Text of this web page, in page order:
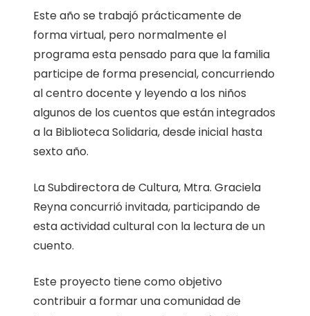
Este año se trabajó prácticamente de
forma virtual, pero normalmente el
programa esta pensado para que la familia
participe de forma presencial, concurriendo
al centro docente y leyendo a los niños
algunos de los cuentos que están integrados
a la Biblioteca Solidaria, desde inicial hasta
sexto año.
La Subdirectora de Cultura, Mtra. Graciela
Reyna concurrió invitada, participando de
esta actividad cultural con la lectura de un
cuento.
Este proyecto tiene como objetivo
contribuir a formar una comunidad de